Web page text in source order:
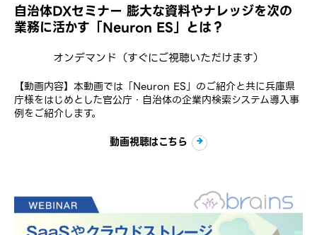
自治体DXセミナー 膨大な資料やナレッジを次の
業務に活かす「Neuron ES」とは？
オンデマンド （すぐにご視聴いただけます）
【動画内容】本動画では「Neuron ES」のご紹介と共に兵庫県
庁様をはじめとした官公庁・自治体の企業内検索システム導入事
例をご紹介します。
動画視聴はこちら